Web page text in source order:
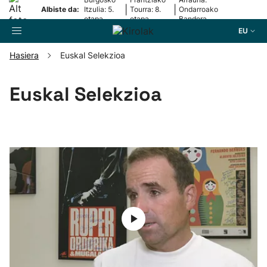
Albiste da:
Itzulia: 5.
etapa
Tourra: 8.
etapa
Ondarroako
Bandera
EU
Pilota
Arrauna
Txirrindularitza
Hasiera Euskal Selekzioa
Euskal Selekzioa